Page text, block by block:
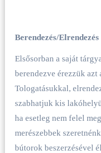
Berendezés/Elrendezés
Elsősorban a saját
berendezve érezzük
Tologatásukkal,
szabhatjuk kis
ha esetleg nem felel
merészebbek
bútorok beszerzésével